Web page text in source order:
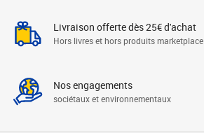
Livraison offerte dès 25€ d'achat
Hors livres et hors produits marketplace
Nos engagements
sociétaux et environnementaux